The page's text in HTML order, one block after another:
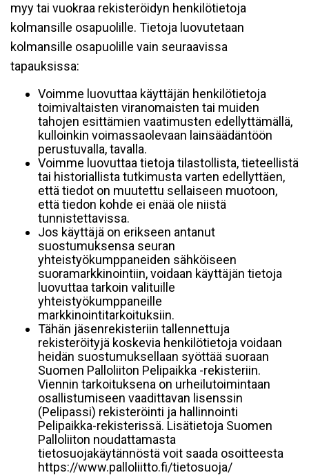
myy tai vuokraa rekisteröidyn henkilötietoja
kolmansille osapuolille. Tietoja luovutetaan
kolmansille osapuolille vain seuraavissa
tapauksissa:
Voimme luovuttaa käyttäjän henkilötietoja
toimivaltaisten viranomaisten tai muiden
tahojen esittämien vaatimusten edellyttämällä,
kulloinkin voimassaolevaan lainsäädäntöön
perustuvalla, tavalla.
Voimme luovuttaa tietoja tilastollista, tieteellistä
tai historiallista tutkimusta varten edellyttäen,
että tiedot on muutettu sellaiseen muotoon,
että tiedon kohde ei enää ole niistä
tunnistettavissa.
Jos käyttäjä on erikseen antanut
suostumuksensa seuran
yhteistyökumppaneiden sähköiseen
suoramarkkinointiin, voidaan käyttäjän tietoja
luovuttaa tarkoin valituille
yhteistyökumppaneille
markkinointitarkoituksiin.
Tähän jäsenrekisteriin tallennettuja
rekisteröityjä koskevia henkilötietoja voidaan
heidän suostumuksellaan syöttää suoraan
Suomen Palloliiton Pelipaikka -rekisteriin.
Viennin tarkoituksena on urheilutoimintaan
osallistumiseen vaadittavan lisenssin
(Pelipassi) rekisteröinti ja hallinnointi
Pelipaikka-rekisterissä. Lisätietoja Suomen
Palloliiton noudattamasta
tietosuojakäytännöstä voit saada osoitteesta
https://www.palloliitto.fi/tietosuoja/